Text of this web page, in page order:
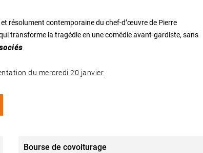
résolument contemporaine du chef-d’œuvre de Pierre
transforme la tragédie en une comédie avant-gardiste, sans
du mercredi 20 janvier
Bourse de covoiturage